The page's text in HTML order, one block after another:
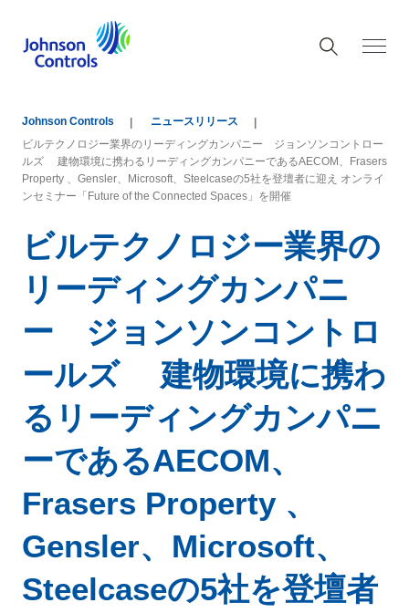
Johnson Controls
ニュースリリース
ビルテクノロジー業界のリーディングカンパニー ジョンソンコントロー
ルズ 建物環境に携わるリーディングカンパニーであるAECOM、Frasers
Property 、Gensler、Microsoft、Steelcaseの5社を登壇者に迎え オンライ
ンセミナー「Future of the Connected Spaces」を開催
ビルテクノロジー業界の
リーディングカンパニ
ー ジョンソンコントロ
ールズ 建物環境に携わ
るリーディングカンパニ
ーであるAECOM、
Frasers Property 、
Gensler、Microsoft、
Steelcaseの5社を登壇者